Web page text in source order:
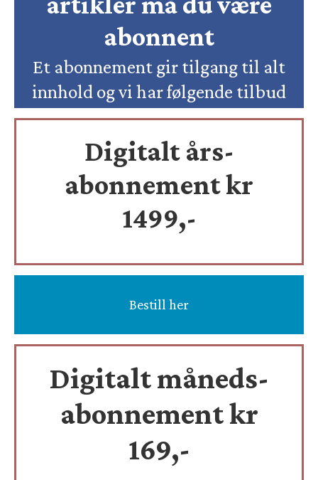
abonnent
Et abonnement gir tilgang til alt
innhold og vi har følgende tilbud
Digitalt års-
abonnement kr
1499,-
Bestill her
Digitalt måneds-
abonnement kr
169,-